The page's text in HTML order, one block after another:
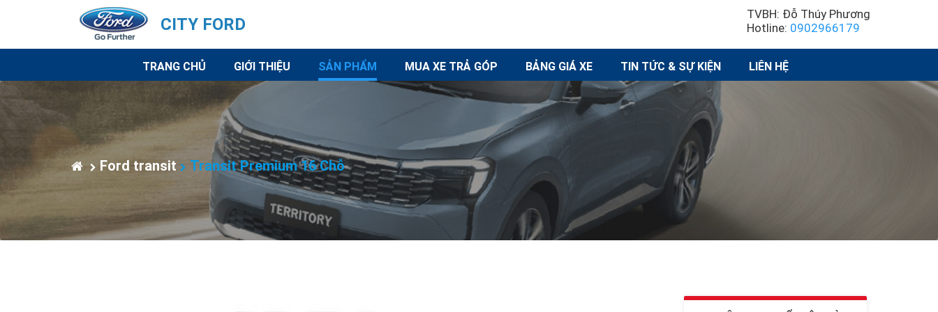
CITY FORD
TVBH: Đỗ Thúy Phương
Hotline: 0902966179
TRANG CHỦ GIỚI THIỆU SẢN PHẨM MUA XE TRẢ GÓP BẢNG GIÁ XE TIN TỨC & SỰ KIỆN LIÊN HỆ
Ford transit Transit Premium 16 Chỗ